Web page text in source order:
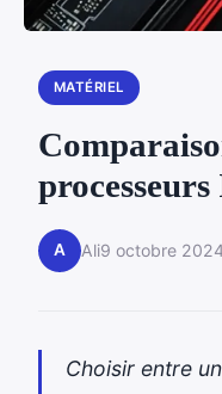
MATÉRIEL
A Ali9 octobre 2024
Choisir entre